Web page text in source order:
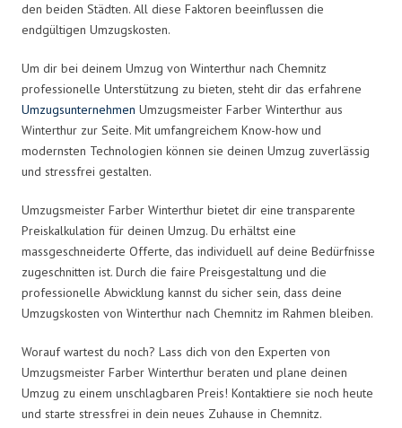
den beiden Städten. All diese Faktoren beeinflussen die
endgültigen Umzugskosten.
Um dir bei deinem Umzug von Winterthur nach Chemnitz
professionelle Unterstützung zu bieten, steht dir das erfahrene
Umzugsunternehmen Umzugsmeister Farber Winterthur aus
Winterthur zur Seite. Mit umfangreichem Know-how und
modernsten Technologien können sie deinen Umzug zuverlässig
und stressfrei gestalten.
Umzugsmeister Farber Winterthur bietet dir eine transparente
Preiskalkulation für deinen Umzug. Du erhältst eine
massgeschneiderte Offerte, das individuell auf deine Bedürfnisse
zugeschnitten ist. Durch die faire Preisgestaltung und die
professionelle Abwicklung kannst du sicher sein, dass deine
Umzugskosten von Winterthur nach Chemnitz im Rahmen bleiben.
Worauf wartest du noch? Lass dich von den Experten von
Umzugsmeister Farber Winterthur beraten und plane deinen
Umzug zu einem unschlagbaren Preis! Kontaktiere sie noch heute
und starte stressfrei in dein neues Zuhause in Chemnitz.